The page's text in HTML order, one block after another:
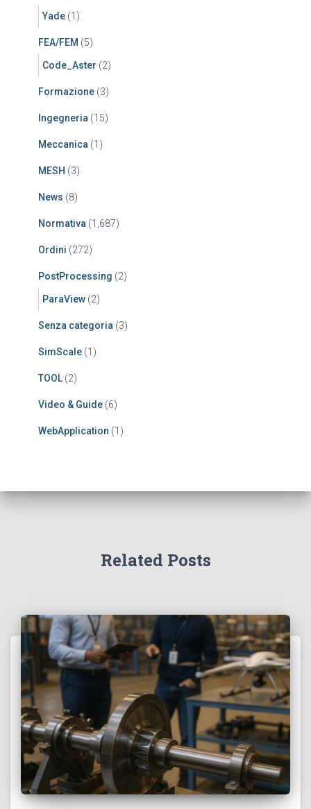
Yade (1)
FEA/FEM (5)
Code_Aster (2)
Formazione (3)
Ingegneria (15)
Meccanica (1)
MESH (3)
News (8)
Normativa (1,687)
Ordini (272)
PostProcessing (2)
ParaView (2)
Senza categoria (3)
SimScale (1)
TOOL (2)
Video & Guide (6)
WebApplication (1)
Related Posts